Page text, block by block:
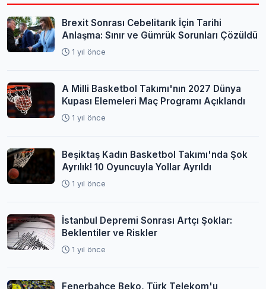
Brexit Sonrası Cebelitarık İçin Tarihi
Anlaşma: Sınır ve Gümrük Sorunları Çözüldü
1 yıl önce
A Milli Basketbol Takımı'nın 2027 Dünya
Kupası Elemeleri Maç Programı Açıklandı
1 yıl önce
Beşiktaş Kadın Basketbol Takımı'nda Şok
Ayrılık! 10 Oyuncuyla Yollar Ayrıldı
1 yıl önce
İstanbul Depremi Sonrası Artçı Şoklar:
Beklentiler ve Riskler
1 yıl önce
Fenerbahçe Beko, Türk Telekom'u